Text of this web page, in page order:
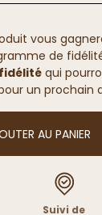
vous
de
qui
un prochain
AU PANIER
Suivi de